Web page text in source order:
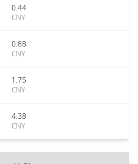
0.44
CNY
0.88
CNY
1.75
CNY
4.38
CNY